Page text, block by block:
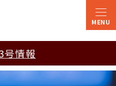
号情報